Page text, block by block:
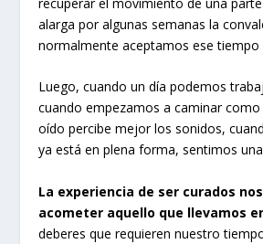
alarga por algunas semanas la
normalmente aceptamos ese tiempo
Luego, cuando un día podemos
cuando empezamos a caminar
oído percibe mejor los sonidos,
ya está en plena forma, sentimos
La experiencia de ser curados
acometer aquello que llevamos
deberes que requieren nuestro